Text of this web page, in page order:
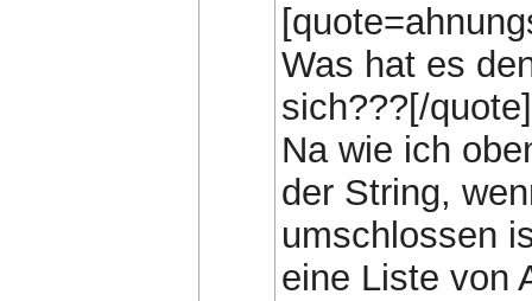
Was hat es
sich???[/quote]
Na wie ich
der String,
umschlossen
eine Liste von